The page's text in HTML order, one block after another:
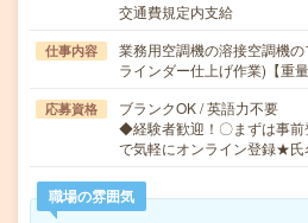
交通費規定内支給
仕事内容
業務用空調機の溶接空調機
ラインダー仕上げ作業)【重
応募資格
ブランクOK / 英語力不要
◆経験者歓迎！〇まずは事
で気軽にオンライン登録★
職場の雰囲気